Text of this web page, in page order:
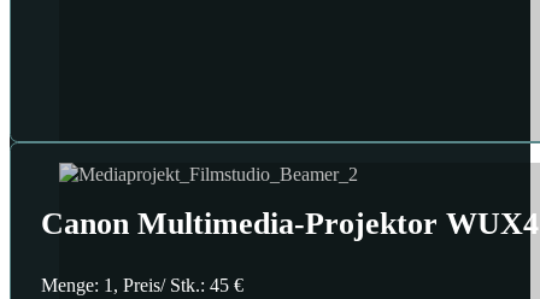
Canon Multimedia-Projektor
Menge: 1, Preis/ Stk.: 45 €